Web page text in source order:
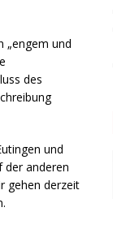
„engem und
des
und
der anderen
gehen derzeit